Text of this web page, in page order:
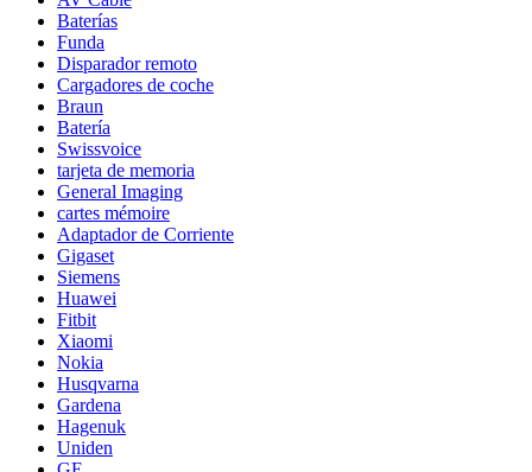
Baterías
Funda
Disparador remoto
Cargadores de coche
Braun
Batería
Swissvoice
tarjeta de memoria
General Imaging
cartes mémoire
Adaptador de Corriente
Gigaset
Siemens
Huawei
Fitbit
Xiaomi
Nokia
Husqvarna
Gardena
Hagenuk
Uniden